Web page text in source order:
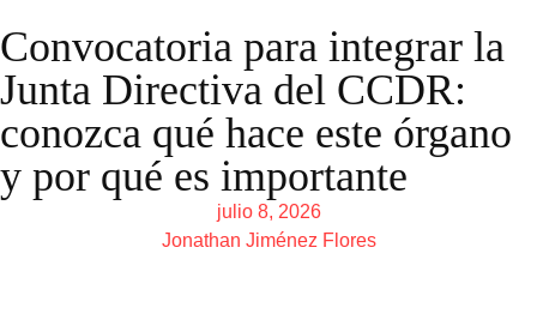
Convocatoria para integrar la
Junta Directiva del CCDR:
conozca qué hace este órgano
y por qué es importante
julio 8, 2026
Jonathan Jiménez Flores